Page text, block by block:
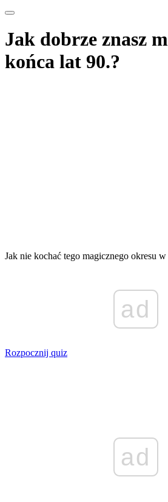
Jak dobrze znasz
końca lat 90.?
Jak nie kochać tego magicznego okresu
ad
Rozpocznij quiz
ad